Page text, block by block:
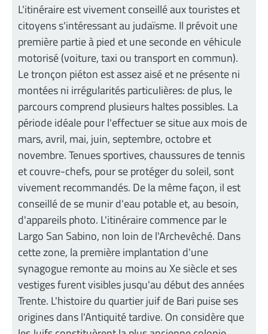
L'itinéraire est vivement conseillé aux touristes et
citoyens s'intéressant au judaïsme. Il prévoit une
première partie à pied et une seconde en véhicule
motorisé (voiture, taxi ou transport en commun).
Le tronçon piéton est assez aisé et ne présente ni
montées ni irrégularités particulières: de plus, le
parcours comprend plusieurs haltes possibles. La
période idéale pour l'effectuer se situe aux mois de
mars, avril, mai, juin, septembre, octobre et
novembre. Tenues sportives, chaussures de tennis
et couvre-chefs, pour se protéger du soleil, sont
vivement recommandés. De la même façon, il est
conseillé de se munir d'eau potable et, au besoin,
d'appareils photo. L'itinéraire commence par le
Largo San Sabino, non loin de l'Archevêché. Dans
cette zone, la première implantation d'une
synagogue remonte au moins au Xe siècle et ses
vestiges furent visibles jusqu'au début des années
Trente. L'histoire du quartier juif de Bari puise ses
origines dans l'Antiquité tardive. On considère que